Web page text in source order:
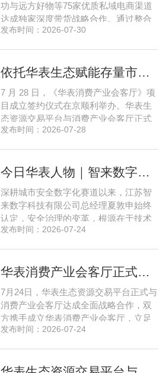
功与远方好物等75家优质私域电商渠道
达成独家深度带货战略合作。通过整合
全网顶尖私域资源，项目搭建起全国性
矩阵，核心竞争力与行业影响力实现跨
实体经济长效发展注入全新动能
发布时间：2026-07-30
依托华表生态赋能存量市场《华表消费产业会客厅》项目签约落地
7 月 28 日，《华表消费产业会客厅》项
目成立签约仪式在京顺利举办。华表生
态资源交易平台与消费产业会客厅正式
签署合作协议，标志着立足华表生态资
源交易平台董事长吴海花，消费产业会
资管理有限公司总经理孙燕南
发布时间：2026-07-28
今日华表人物｜智来数字总经理夏敦申：探寻城市风险 AI 防控创新之路
深耕城市安全数字化赛道以来，江苏智
来数字科技有限公司总经理夏敦申始终
认定，安全治理的变革，根源在于技术
模式的革新。在他看来，智慧消防不只
全从 “事后救火” 转向 “事前防患”。依靠
入，智来数字稳步搭建起面
发布时间：2026-07-24
华表消费产业会客厅正式成立！
7月24日，华表生态资源交易平台正式与
消费产业会客厅达成全面战略合作，双
方携手成立华表消费产业会客厅，立足
提振消费、激活内需的市场发展导向，
式，精准赋能物业公司、房地产开发公
发布时间：2026-07-24